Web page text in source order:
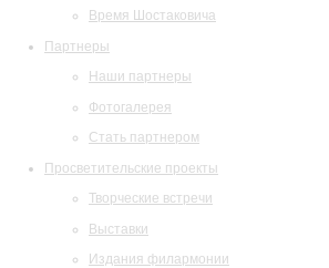
Время Шостаковича
Партнеры
Наши партнеры
Фотогалерея
Стать партнером
Просветительские проекты
Творческие встречи
Выставки
Издания филармонии